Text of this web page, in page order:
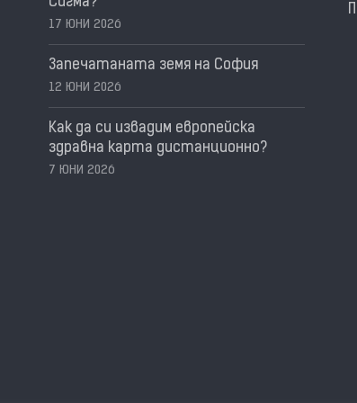
17 ЮНИ 2026
Запечатаната земя на София
12 ЮНИ 2026
Как да си извадим европейска
здравна карта дистанционно?
7 ЮНИ 2026